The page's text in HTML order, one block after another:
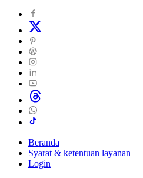
Beranda
Syarat & ketentuan layanan
Login